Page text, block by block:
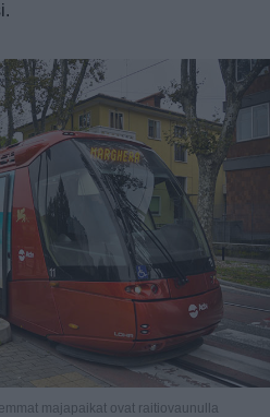
majapaikat ovat raitiovaunulla